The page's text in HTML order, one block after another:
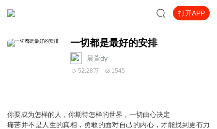
打开APP
一切都是最好的安排
晨萱dy
52.28万 1545
你要成为怎样的人，你期待怎样的世界，一切由心决定
痛苦并不是人生的真相，勇敢的面对自己的内心，才能找到更有力